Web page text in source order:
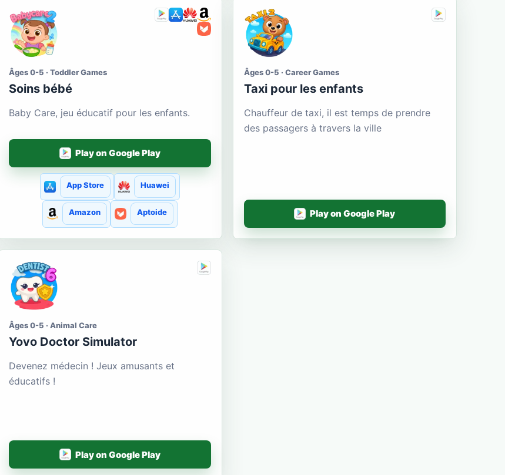
Âges 0-5 · Toddler Games
Soins bébé
Baby Care, jeu éducatif pour les enfants.
Play on Google Play
App Store Huawei
Amazon Aptoide
Âges 0-5 · Career Games
Taxi pour les enfants
Chauffeur de taxi, il est temps de prendre
des passagers à travers la ville
Play on Google Play
Âges 0-5 · Animal Care
Yovo Doctor Simulator
Devenez médecin ! Jeux amusants et
éducatifs !
Play on Google Play